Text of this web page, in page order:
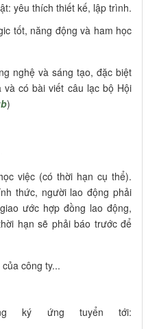
yêu thích thiết kế, lập trình.
tốt, năng động và ham học
nghệ và sáng tạo, đặc biệt
có bài viết câu lạc bộ Hội
)
việc (có thời hạn cụ thể).
thức, người lao động phải
ước hợp đồng lao động,
hạn sẽ phải báo trước để
công ty...
ký ứng tuyển tới: